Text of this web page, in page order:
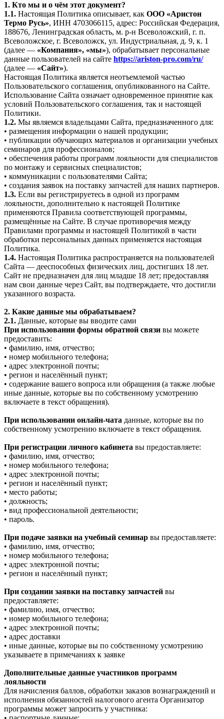
1. Кто мы и о чём этот документ?
1.1. Настоящая Политика описывает, как ООО «Аристон
Термо Русь», ИНН 4703066115, адрес: Российская Федерация,
188676, Ленинградская область, м. р-н Всеволожский, г. п.
Всеволожское, г. Всеволожск, ул. Индустриальная, д. 9, к. 1
(далее — «Компания», «мы»), обрабатывает персональные
данные пользователей на сайте https://ariston-pro.com/ru/
(далее — «Сайт»).
Настоящая Политика является неотъемлемой частью
Пользовательского соглашения, опубликованного на Сайте.
Использование Сайта означает одновременное принятие как
условий Пользовательского соглашения, так и настоящей
Политики.
1.2. Мы являемся владельцами Сайта, предназначенного для:
• размещения информации о нашей продукции;
• публикации обучающих материалов и организации учебных
семинаров для профессионалов;
• обеспечения работы программ лояльности для специалистов
по монтажу и сервисных специалистов;
• коммуникации с пользователями Сайта;
• создания заявок на поставку запчастей для наших партнеров.
1.3. Если вы регистрируетесь в одной из программ
лояльности, дополнительно к настоящей Политике
применяются Правила соответствующей программы,
размещённые на Сайте. В случае противоречия между
Правилами программы и настоящей Политикой в части
обработки персональных данных применяется настоящая
Политика.
1.4. Настоящая Политика распространяется на пользователей
Сайта — дееспособных физических лиц, достигших 18 лет.
Сайт не предназначен для лиц младше 18 лет; предоставляя
нам свои данные через Сайт, вы подтверждаете, что достигли
указанного возраста.
2. Какие данные мы обрабатываем?
2.1. Данные, которые вы вводите сами
При использовании формы обратной связи вы можете
предоставить:
• фамилию, имя, отчество;
• номер мобильного телефона;
• адрес электронной почты;
• регион и населённый пункт;
• содержание вашего вопроса или обращения (а также любые
иные данные, которые вы по собственному усмотрению
включаете в текст обращения).
При использовании онлайн-чата данные, которые вы по
собственному усмотрению включаете в текст обращения.
При регистрации личного кабинета вы предоставляете:
• фамилию, имя, отчество;
• номер мобильного телефона;
• адрес электронной почты;
• регион и населённый пункт;
• место работы;
• должность;
• вид профессиональной деятельности;
• пароль.
При подаче заявки на учебный семинар вы предоставляете:
• фамилию, имя, отчество;
• номер мобильного телефона;
• адрес электронной почты;
• регион и населённый пункт;
При создании заявки на поставку запчастей вы
предоставляете:
• фамилию, имя, отчество;
• номер мобильного телефона;
• адрес электронной почты;
• адрес доставки
• иные данные, которые вы по собственному усмотрению
указываете в примечаниях к заявке
Дополнительные данные участников программ
лояльности
Для начисления баллов, обработки заказов вознаграждений и
исполнения обязанностей налогового агента Организатор
программы может запросить у участника: